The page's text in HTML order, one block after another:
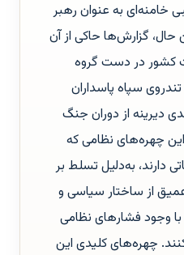
به عنوان رهبر
حال، گزارش‌ها حاکی از آن
کشور در دست گروه
سپاه پاسداران
دیرینه از دوران جنگ
این چهره‌های نظامی که
دارند، به‌دلیل تسلط بر
از ساختار سیاسی و
وجود فشارهای نظامی
چهره‌های کلیدی این